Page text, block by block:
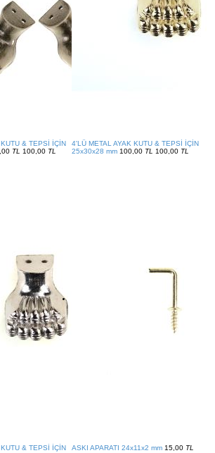
& TEPSİ İÇİN
TL 100,00 TL
4'LÜ METAL AYAK KUTU & TEPSİ İÇİN
25x30x28 mm 100,00 TL 100,00 TL
& TEPSİ İÇİN
ASKI APARATI 24x11x2 mm 15,00 TL